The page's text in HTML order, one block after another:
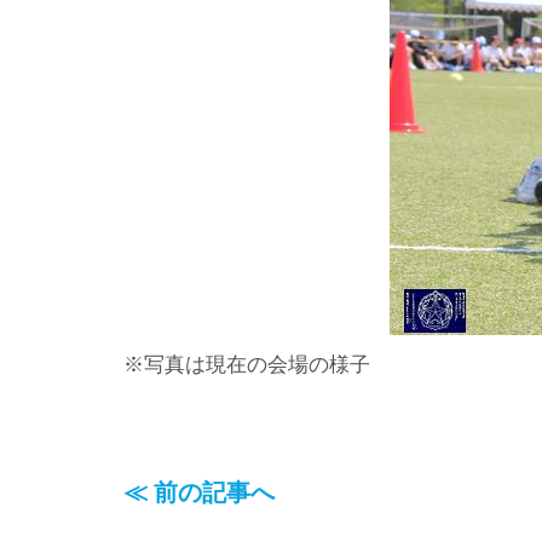
※写真は現在の会場の様子
≪ 前の記事へ